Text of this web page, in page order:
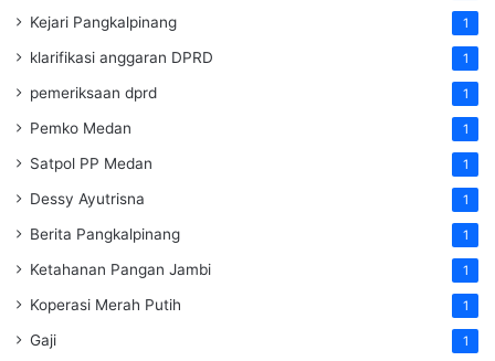
Kejari Pangkalpinang 1
klarifikasi anggaran DPRD 1
pemeriksaan dprd 1
Pemko Medan 1
Satpol PP Medan 1
Dessy Ayutrisna 1
Berita Pangkalpinang 1
Ketahanan Pangan Jambi 1
Koperasi Merah Putih 1
Gaji 1